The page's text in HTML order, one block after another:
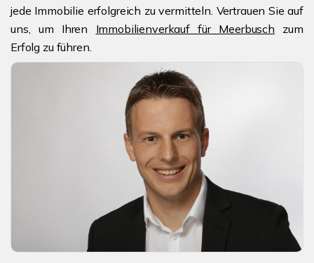
jede Immobilie erfolgreich zu vermitteln. Vertrauen Sie auf
uns, um Ihren Immobilienverkauf für Meerbusch zum
Erfolg zu führen.